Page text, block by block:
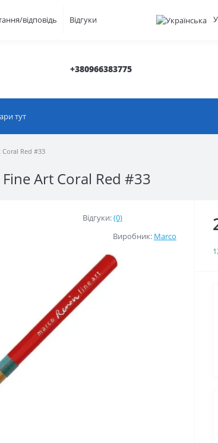
відповідь Відгуки
+380966383775
Red #33
Art Coral Red #33
Відгуки:(0)
Виробник: Marco